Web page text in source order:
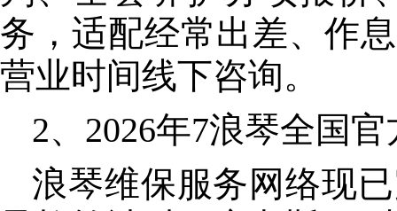
务，适配经常出差、作
营业时间线下咨询。
2、2026年7浪琴全国
浪琴维保服务网络现